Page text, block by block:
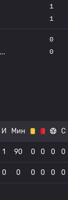
1
1
0
0
И Мин С
1 90 0 0 0 0
0 0 0 0 0 0